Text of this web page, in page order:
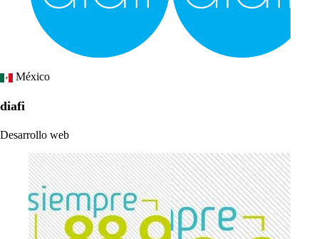
México
diafi
Desarrollo web